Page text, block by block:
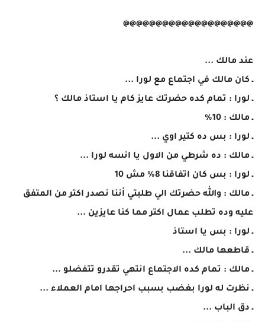
@@@@@@@@@@@@@@@@@@@@
عند مالك ...
ـ كان مالك في اجتماع مع لورا ...
ـ لورا : تمام كده حضرتك عايز كام يا استاذ مالك ؟
ـ مالك : 10%
ـ لورا : بس ده كتير اوي ...
ـ مالك : ده شرطي من الاول يا انسه لورا ...
ـ لورا : بس كان اتفاقنا 8% مش 10
ـ مالك : والله حضرتك الي طلبتي أننا نصدر اكتر من المتفق
عليه وده تطلب عمال اكتر مما كنا عايزين ...
ـ لورا : بس يا استاذ
ـ قاطعها مالك ...
ـ مالك : تمام كده الاجتماع انتهي تقدرو تتفضلو ...
ـ نظرت له لورا بغضب بسبب احراجها امام العملاء ...
ـ دق الباب ...